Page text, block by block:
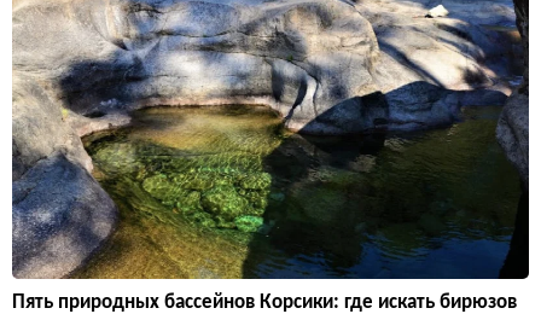
Пять природных бассейнов Корсики: где искать бирюзов